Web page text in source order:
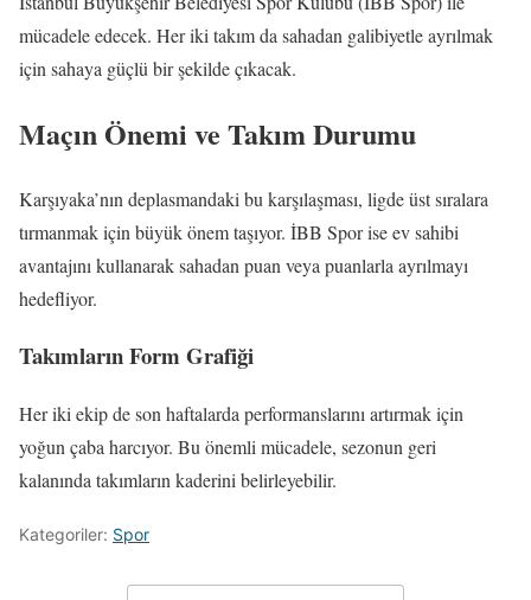
mücadele edecek. Her iki takım da sahadan galibiyetle ayrılmak
için sahaya güçlü bir şekilde çıkacak.
Maçın Önemi ve Takım Durumu
Karşıyaka’nın deplasmandaki bu karşılaşması, ligde üst sıralara
tırmanmak için büyük önem taşıyor. İBB Spor ise ev sahibi
avantajını kullanarak sahadan puan veya puanlarla ayrılmayı
hedefliyor.
Takımların Form Grafiği
Her iki ekip de son haftalarda performanslarını artırmak için
yoğun çaba harcıyor. Bu önemli mücadele, sezonun geri
kalanında takımların kaderini belirleyebilir.
Kategoriler: Spor